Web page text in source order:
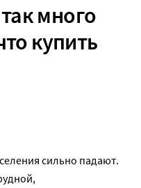
много
купить
сильно падают.